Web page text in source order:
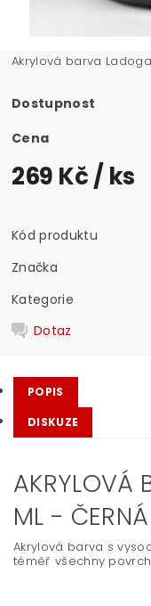
Akrylová barva
Dostupnost
Cena
269 Kč/ ks
Kód produktu
Značka
Kategorie
Dotaz
POPIS
DISKUZE
AKRYLOVÁ
ML -
Akrylová barva s
téměř všechny